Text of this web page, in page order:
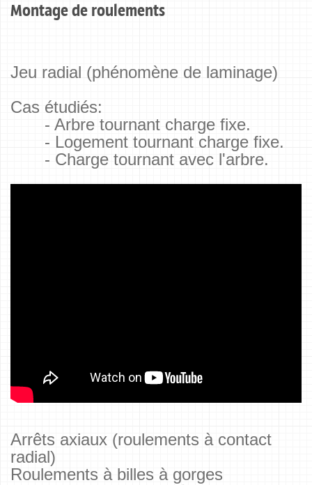
Montage de roulements
Jeu radial (phénomène de laminage)
Cas étudiés:
- Arbre tournant charge fixe.
- Logement tournant charge fixe.
- Charge tournant avec l'arbre.
Arrêts axiaux (roulements à contact
radial)
Roulements à billes à gorges